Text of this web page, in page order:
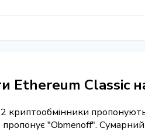
Ethereum Classic
криптообмінники
пропонує "Obmenoff".